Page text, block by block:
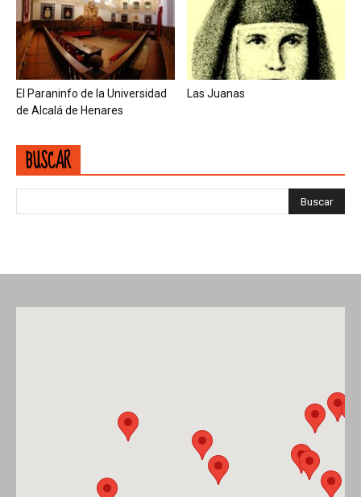
El Paraninfo de la Universidad
de Alcalá de Henares
Las Juanas
BUSCAR